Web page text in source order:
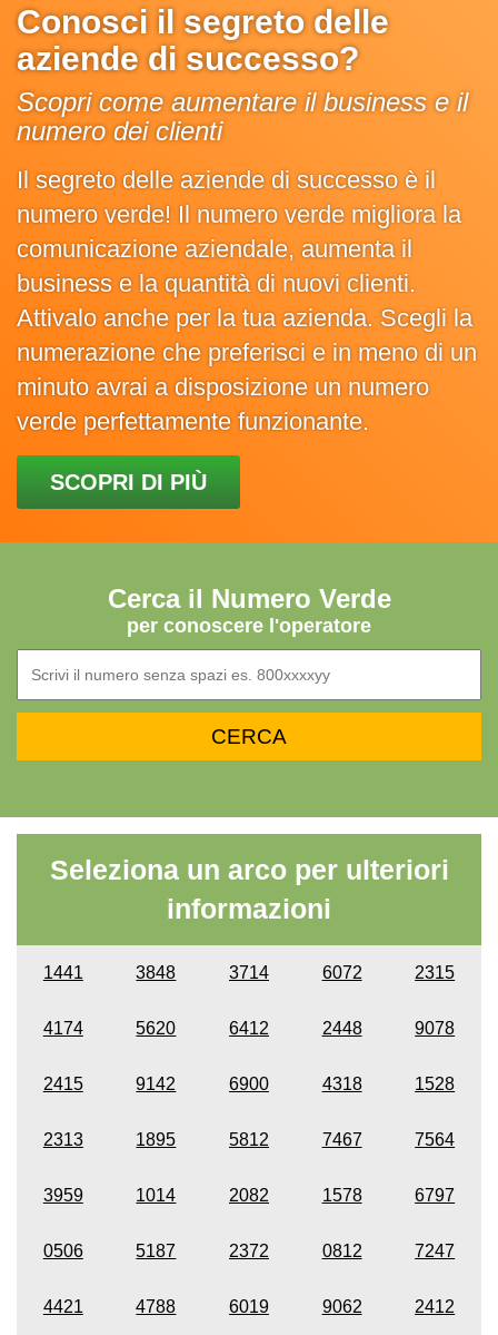
Conosci il segreto delle
aziende di successo?
Scopri come aumentare il business e il
numero dei clienti
Il segreto delle aziende di successo è il
numero verde! Il numero verde migliora la
comunicazione aziendale, aumenta il
business e la quantità di nuovi clienti.
Attivalo anche per la tua azienda. Scegli la
numerazione che preferisci e in meno di un
minuto avrai a disposizione un numero
verde perfettamente funzionante.
SCOPRI DI PIÙ
Cerca il Numero Verde
per conoscere l'operatore
Seleziona un arco per ulteriori
informazioni
1441 3848 3714 6072 2315
4174 5620 6412 2448 9078
2415 9142 6900 4318 1528
2313 1895 5812 7467 7564
3959 1014 2082 1578 6797
0506 5187 2372 0812 7247
4421 4788 6019 9062 2412